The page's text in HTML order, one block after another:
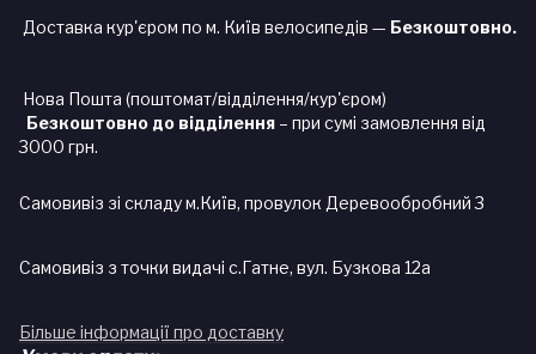
Доставка кур'єром по м. Київ велосипедів — Безкоштовно.
Нова Пошта (поштомат/відділення/кур'єром)
Безкоштовно до відділення – при сумі замовлення від
3000 грн.
Самовивіз зі складу м.Київ, провулок Деревообробний 3
Самовивіз з точки видачі с.Гатне, вул. Бузкова 12а
Більше інформації про доставку